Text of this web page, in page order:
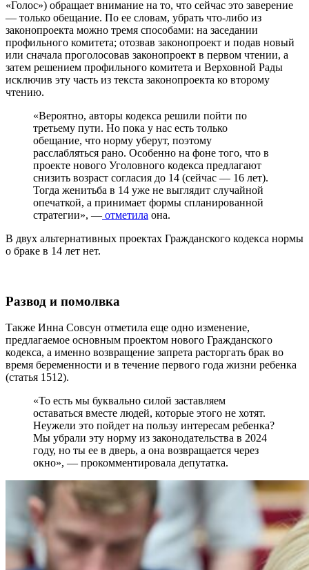
«Голос») обращает внимание на то, что сейчас это заверение
— только обещание. По ее словам, убрать что-либо из
законопроекта можно тремя способами: на заседании
профильного комитета; отозвав законопроект и подав новый
или сначала проголосовав законопроект в первом чтении, а
затем решением профильного комитета и Верховной Рады
исключив эту часть из текста законопроекта ко второму
чтению.
«Вероятно, авторы кодекса решили пойти по
третьему пути. Но пока у нас есть только
обещание, что норму уберут, поэтому
расслабляться рано. Особенно на фоне того, что в
проекте нового Уголовного кодекса предлагают
снизить возраст согласия до 14 (сейчас — 16 лет).
Тогда женитьба в 14 уже не выглядит случайной
опечаткой, а принимает формы спланированной
стратегии», — отметила она.
В двух альтернативных проектах Гражданского кодекса нормы
о браке в 14 лет нет.
Развод и помолвка
Также Инна Совсун отметила еще одно изменение,
предлагаемое основным проектом нового Гражданского
кодекса, а именно возвращение запрета расторгать брак во
время беременности и в течение первого года жизни ребенка
(статья 1512).
«То есть мы буквально силой заставляем
оставаться вместе людей, которые этого не хотят.
Неужели это пойдет на пользу интересам ребенка?
Мы убрали эту норму из законодательства в 2024
году, но ты ее в дверь, а она возвращается через
окно», — прокомментировала депутатка.